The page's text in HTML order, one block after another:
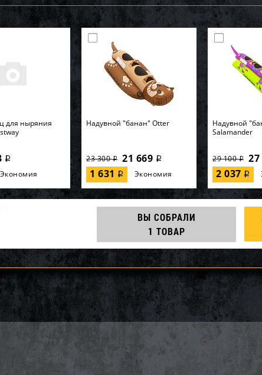
для ныряния
i
Экономия
Надувной "банан" Otter
23 300i 21 669 i
1 631 i Экономия
Надувной
Salamander
29 100i 27
2 037 i
AQ25186, KOKIDO, Уборочный
комплект Kokido Classic
64902, Intex,
кровать
"Premaire
ВЫ СОБРАЛИ
1 ТОВАР